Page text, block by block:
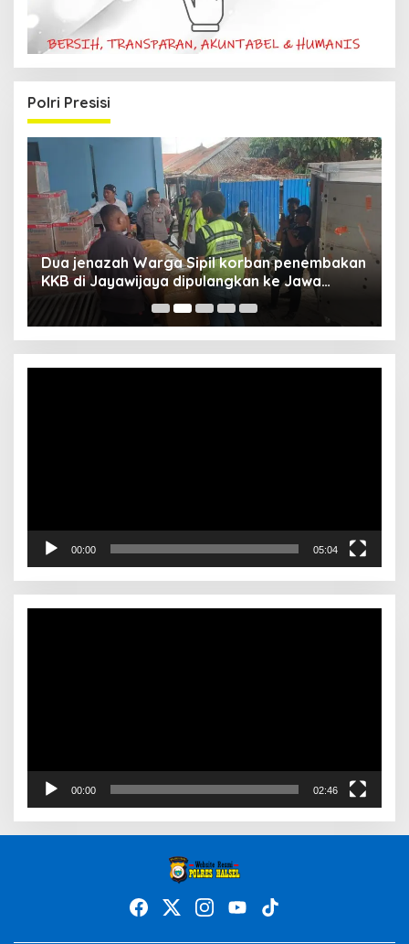
Polri Presisi
Dua jenazah Warga Sipil korban penembakan
KKB di Jayawijaya dipulangkan ke Jawa
Barat, Kaops Damai Cartenz: Kami terus buru
pelakunya
00:00 05:04
00:00 02:46